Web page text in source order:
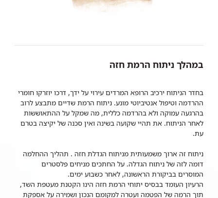
במהלך ניתוח הרמת חזה
בחדר הניתוח ירכיב הרופא המרדים עירוי על ידך, דרכו יוזרקו חומרי
ההרדמה וטיפול אנטיביוטי מונע. ניתוח הרמת שדיים מתבצע לרוב
בהרגעה עמוקה ולא בהרדמה כללית, מה שמקל על ההתאוששות
לאחר הניתוח. את תהיי שקועה בשינה ואין סכנה של יקיצה בטרם
עת.
ניתוח זה ארוך משמעותית מניתוח הגדלת חזה . תהליך ההחלמה
דומה לזה של ניתוח הגדלה. על החתכים מניחים פלסטרים
המוסרים בביקורת הראשונה, לאחר כשבוע ימים.
הרעיון העומד בבסיס יתוחי הרמת חזה הינו הקטנת מעטפת השד,
תוך הרמה של הפטמה ועטרה למקומם הנכון ושמירה על אספקת